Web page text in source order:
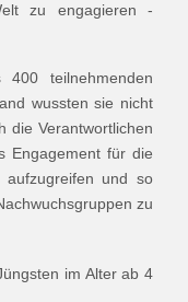
zu engagieren -
teilnehmenden
wussten sie nicht
die Verantwortlichen
Engagement für die
aufzugreifen und so
zu
im Alter ab 4